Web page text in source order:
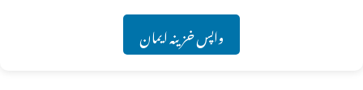
واپس خزینہ ایمان